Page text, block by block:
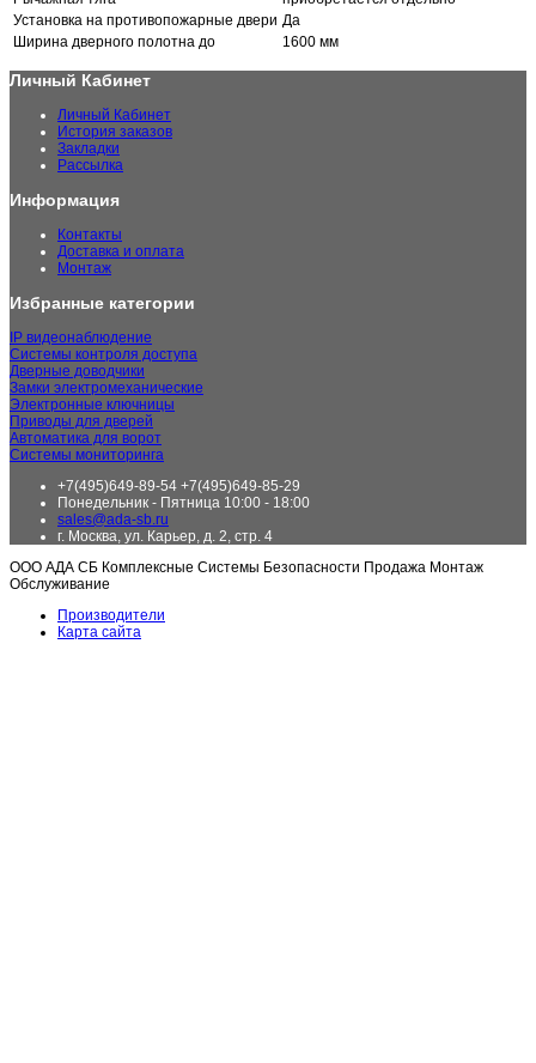
Установка на противопожарные двери Да
Ширина дверного полотна до
1600 мм
Личный Кабинет
Личный Кабинет
История заказов
Закладки
Рассылка
Информация
Контакты
Доставка и оплата
Монтаж
Избранные категории
IP видеонаблюдение
Системы контроля доступа
Дверные доводчики
Замки электромеханические
Электронные ключницы
Приводы для дверей
Автоматика для ворот
Системы мониторинга
+7(495)649-89-54 +7(495)649-85-29
Понедельник - Пятница 10:00 - 18:00
sales@ada-sb.ru
г. Москва, ул. Карьер, д. 2, стр. 4
ООО АДА СБ Комплексные Системы Безопасности Продажа Монтаж
Обслуживание
Производители
Карта сайта